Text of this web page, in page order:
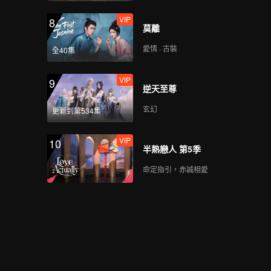
8
全40集
VIP
莫離
愛情 · 古裝
9
更新到第534集
VIP
逆天至尊
玄幻
10 VIP
半熟戀人 第5季
命定指引，赤誠相愛